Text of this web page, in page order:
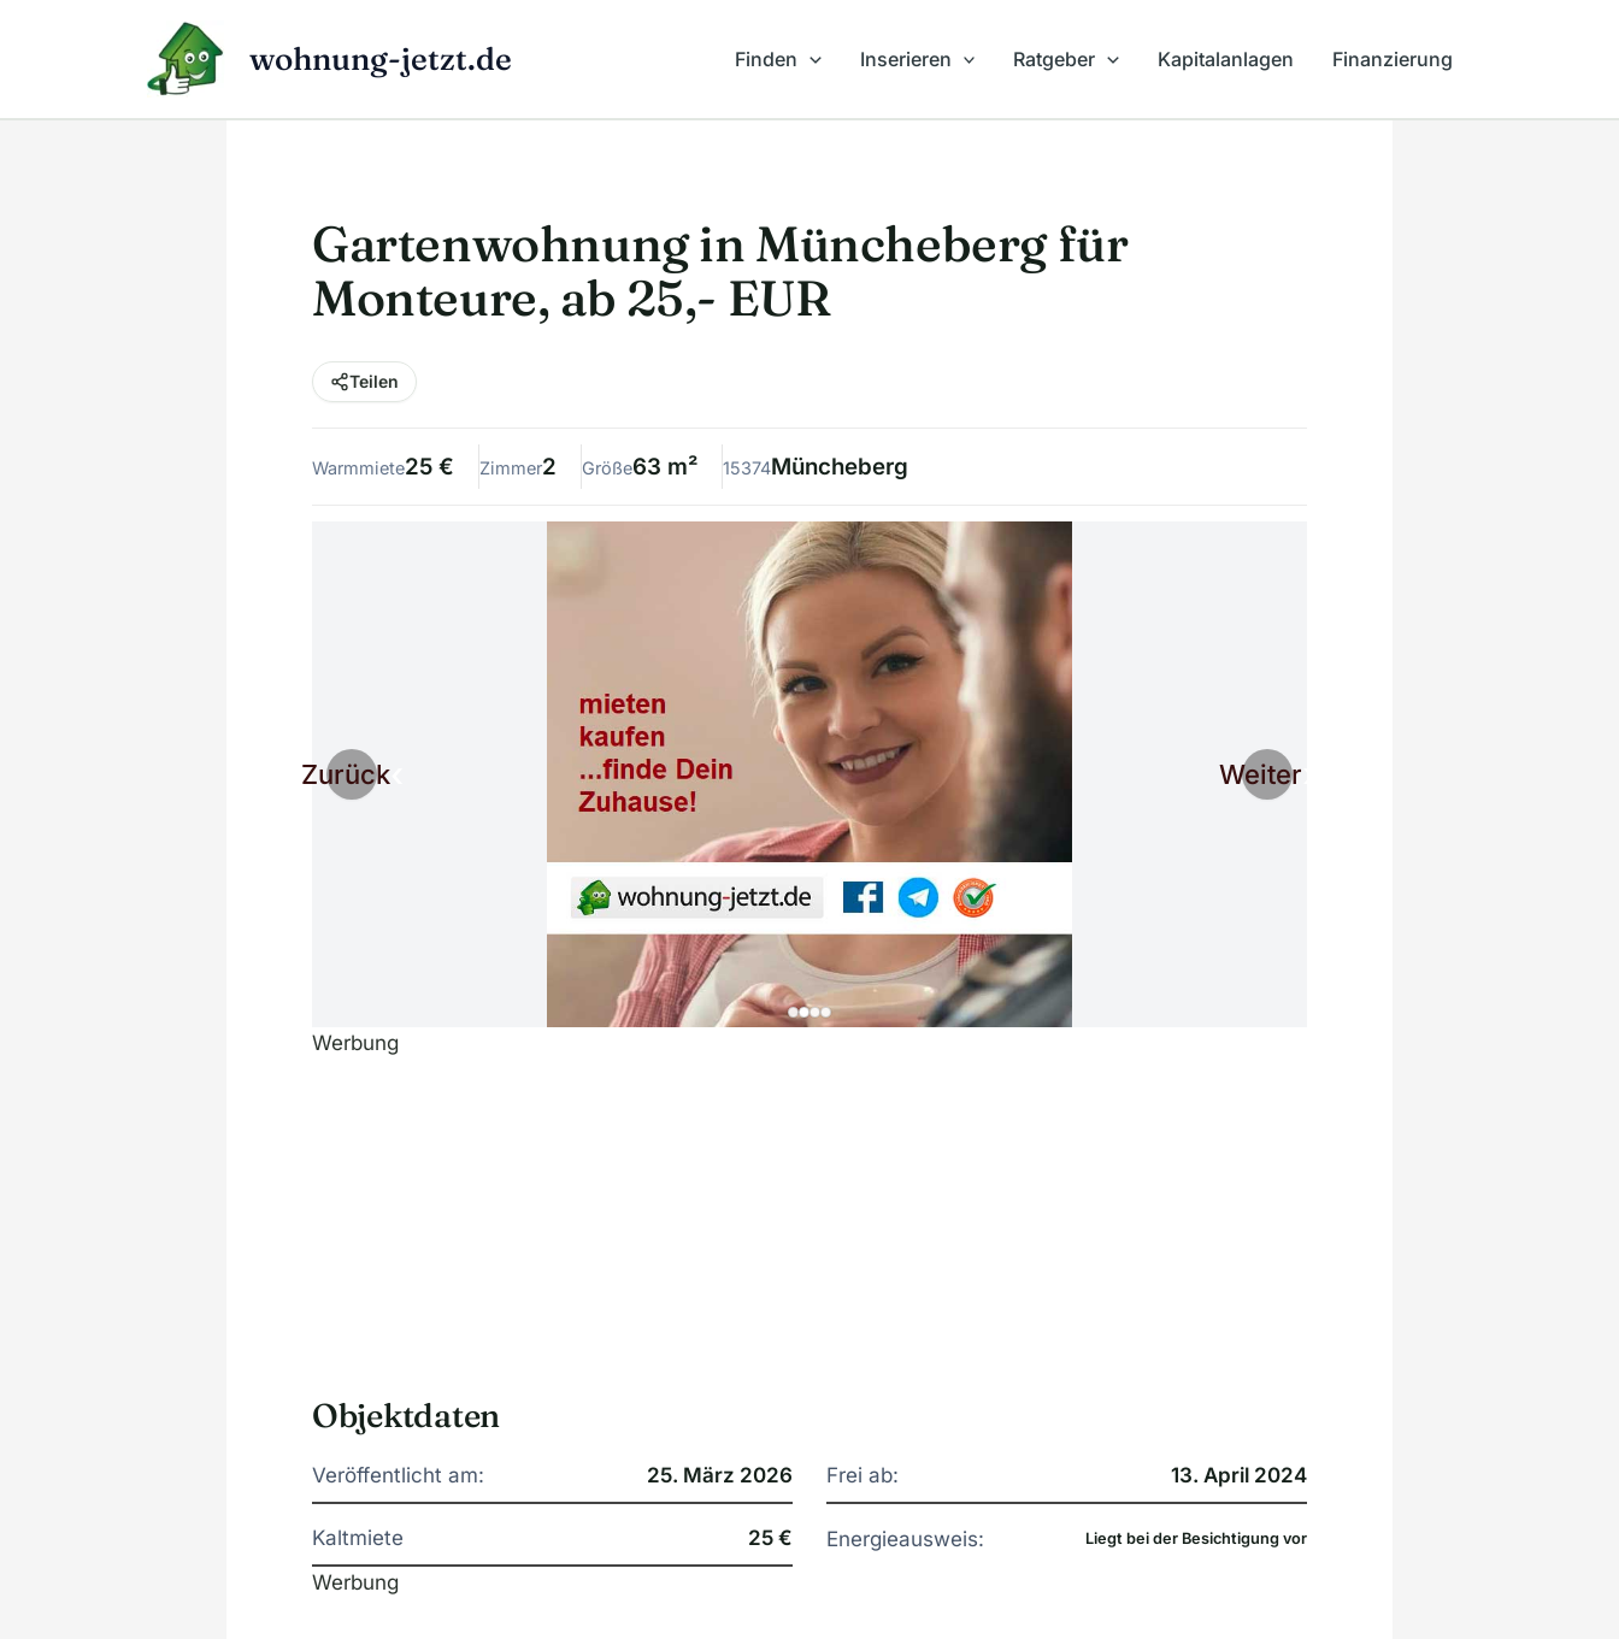
wohnung-jetzt.de Finden Inserieren Ratgeber Kapitalanlagen Finanzierung
Gartenwohnung in Müncheberg für
Monteure, ab 25,- EUR
Teilen
Warmmiete25 € Zimmer2 Größe63 m² 15374Müncheberg
Zurück Weiter
Werbung
Objektdaten
Veröffentlicht am: 25. März 2026 Frei ab: 13. April 2024
Kaltmiete 25 € Energieausweis: Liegt bei der Besichtigung vor
Werbung